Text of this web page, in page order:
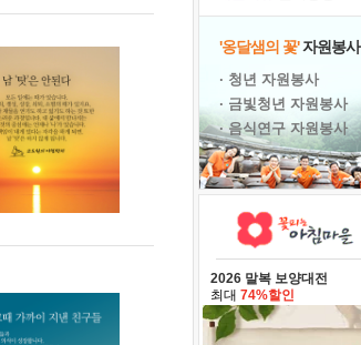
'옹달샘의 꽃'자원봉사
· 청년 자원봉사
· 금빛청년 자원봉사
· 음식연구 자원봉사
2026 말복 보양대전
최대 74%할인